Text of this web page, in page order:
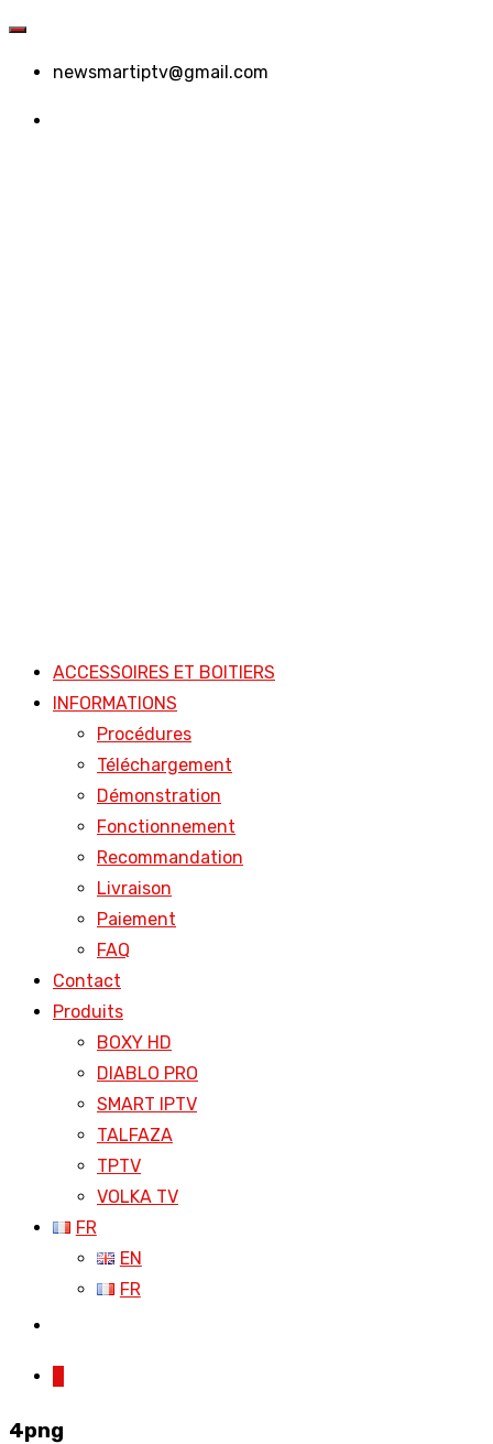
newsmartiptv@gmail.com
ACCESSOIRES ET BOITIERS
INFORMATIONS
Procédures
Téléchargement
Démonstration
Fonctionnement
Recommandation
Livraison
Paiement
FAQ
Contact
Produits
BOXY HD
DIABLO PRO
SMART IPTV
TALFAZA
TPTV
VOLKA TV
FR
EN
FR
4png